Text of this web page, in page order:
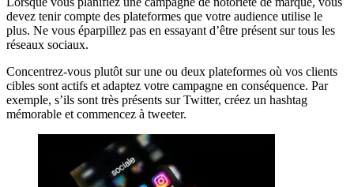
devez tenir compte des plateformes que votre audience utilise le
plus. Ne vous éparpillez pas en essayant d’être présent sur tous les
réseaux sociaux.
Concentrez-vous plutôt sur une ou deux plateformes où vos clients
cibles sont actifs et adaptez votre campagne en conséquence. Par
exemple, s’ils sont très présents sur Twitter, créez un hashtag
mémorable et commencez à tweeter.